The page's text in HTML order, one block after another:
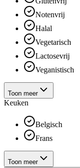
Notenvrij
Halal
Vegetarisch
Lactosevrij
Veganistisch
Toon meer
Keuken
Belgisch
Frans
Toon meer